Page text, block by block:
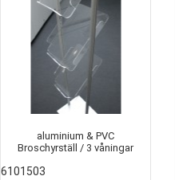
aluminium & PVC
Broschyrställ / 3 våningar
6101503